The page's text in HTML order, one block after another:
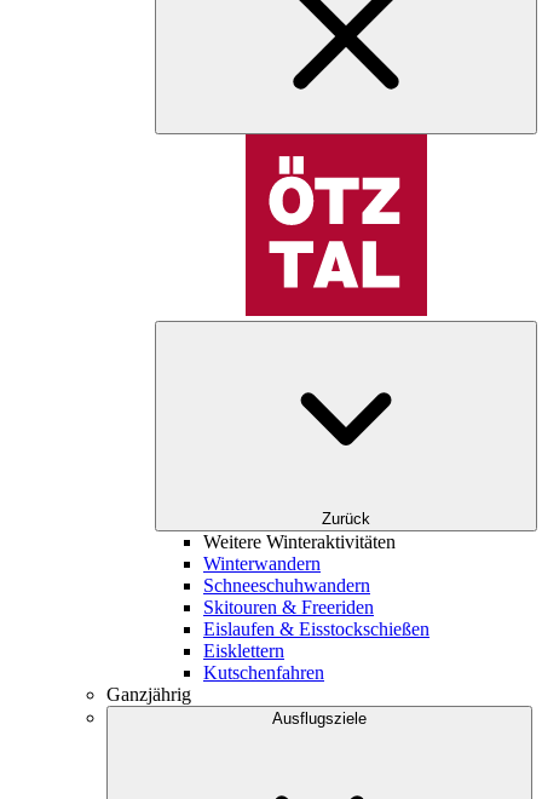
Zurück
Weitere Winteraktivitäten
Winterwandern
Schneeschuhwandern
Skitouren & Freeriden
Eislaufen & Eisstockschießen
Eisklettern
Kutschenfahren
Ganzjährig
Ausflugsziele